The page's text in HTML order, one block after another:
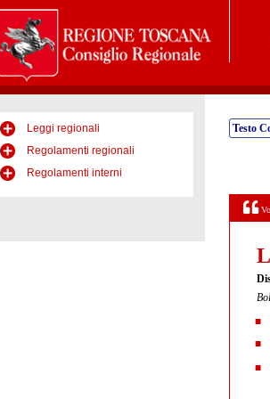
Leggi regionali
Regolamenti regionali
Regolamenti interni
Testo